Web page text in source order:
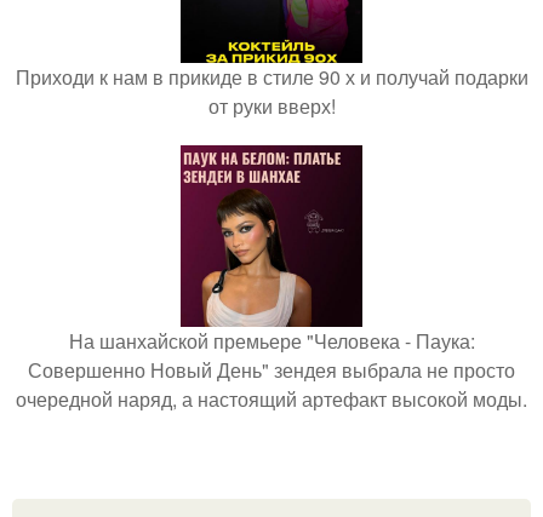
Приходи к нам в прикиде в стиле 90 х и получай подарки
от руки вверх!
На шанхайской премьере "Человека - Паука:
Совершенно Новый День" зендея выбрала не просто
очередной наряд, а настоящий артефакт высокой моды.